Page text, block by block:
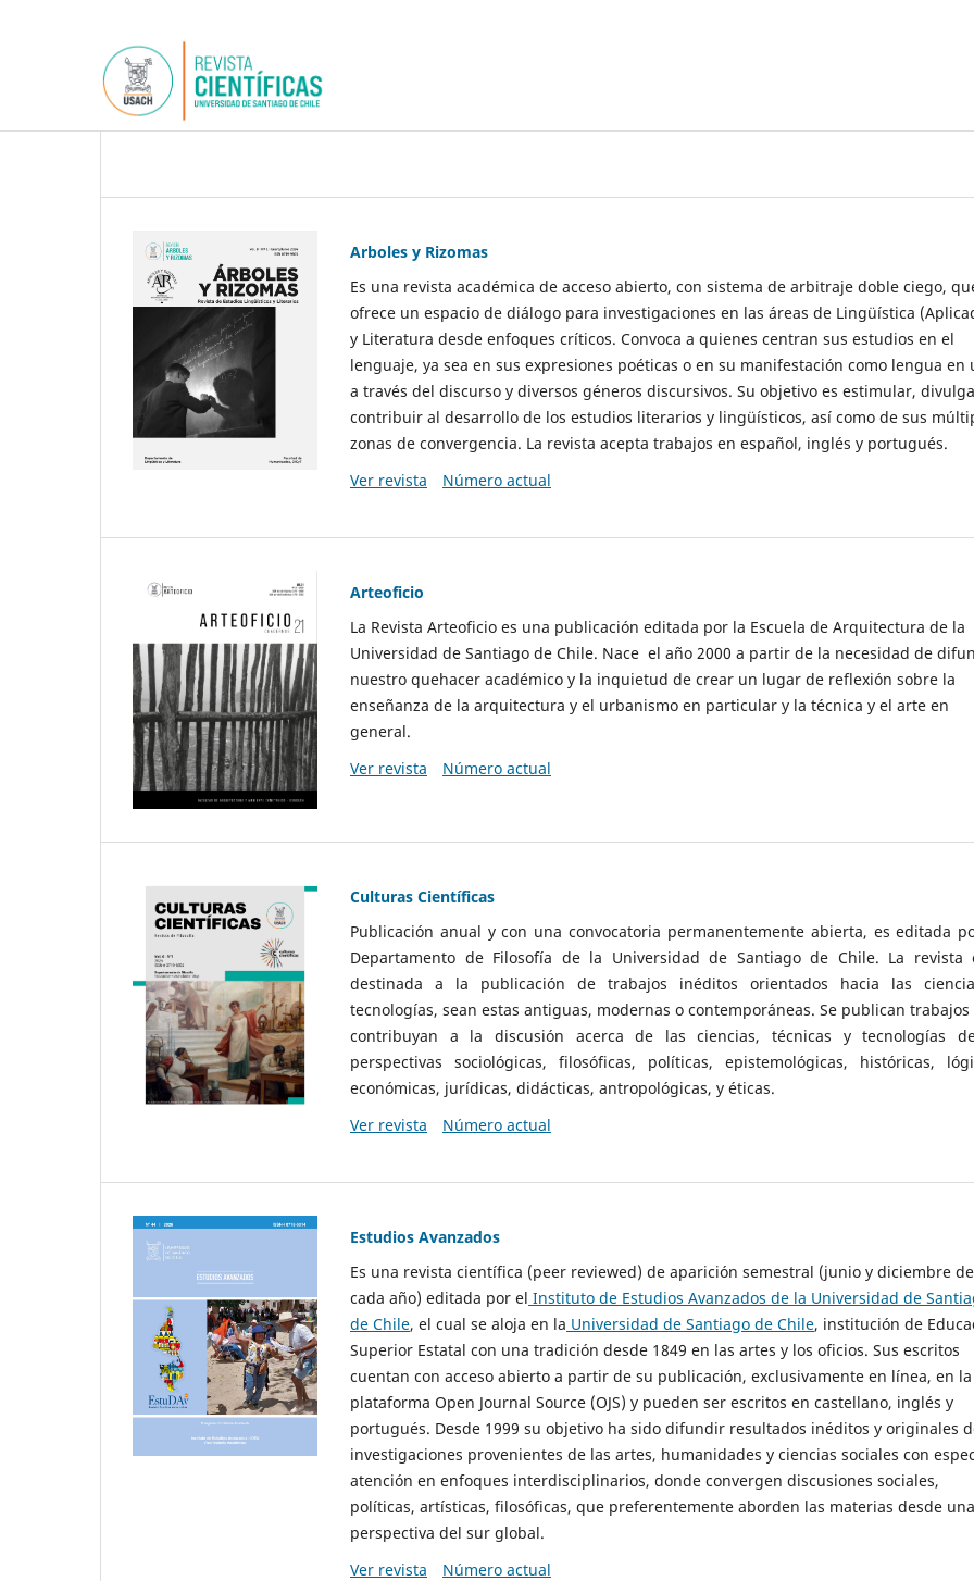
Arboles y Rizomas
Es una revista académica de acceso abierto, con sistema de arbitraje doble ciego,
ofrece un espacio de diálogo para investigaciones en las áreas de Lingüística
y Literatura desde enfoques críticos. Convoca a quienes centran sus estudios en el
lenguaje, ya sea en sus expresiones poéticas o en su manifestación como lengua en
a través del discurso y diversos géneros discursivos. Su objetivo es estimular,
contribuir al desarrollo de los estudios literarios y lingüísticos, así como de sus
zonas de convergencia. La revista acepta trabajos en español, inglés y portugués.
Ver revista
Número actual
Arteoficio
La Revista Arteoficio es una publicación editada por la Escuela de Arquitectura de la
Universidad de Santiago de Chile. Nace el año 2000 a partir de la necesidad de
nuestro quehacer académico y la inquietud de crear un lugar de reflexión sobre la
enseñanza de la arquitectura y el urbanismo en particular y la técnica y el arte en
general.
Ver revista
Número actual
Culturas Científicas
Publicación anual y con una convocatoria permanentemente abierta, es editada
Departamento de Filosofía de la Universidad de Santiago de Chile. La revista
destinada a la publicación de trabajos inéditos orientados hacia las
tecnologías, sean estas antiguas, modernas o contemporáneas. Se publican
contribuyan a la discusión acerca de las ciencias, técnicas y tecnologías
perspectivas sociológicas, filosóficas, políticas, epistemológicas, históricas,
económicas, jurídicas, didácticas, antropológicas, y éticas.
Ver revista
Número actual
Estudios Avanzados
Es una revista científica (peer reviewed) de aparición semestral (junio y diciembre de
cada año) editada por el Instituto de Estudios Avanzados de la Universidad de
de Chile, el cual se aloja en la Universidad de Santiago de Chile, institución de
Superior Estatal con una tradición desde 1849 en las artes y los oficios. Sus escritos
cuentan con acceso abierto a partir de su publicación, exclusivamente en línea, en la
plataforma Open Journal Source (OJS) y pueden ser escritos en castellano, inglés y
portugués. Desde 1999 su objetivo ha sido difundir resultados inéditos y originales
investigaciones provenientes de las artes, humanidades y ciencias sociales con
atención en enfoques interdisciplinarios, donde convergen discusiones sociales,
políticas, artísticas, filosóficas, que preferentemente aborden las materias desde una
perspectiva del sur global.
Ver revista
Número actual